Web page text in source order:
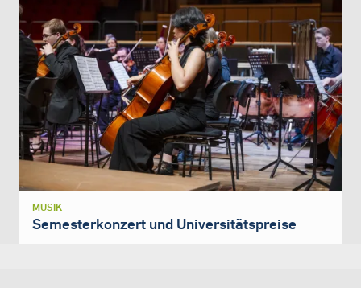
MUSIK
Semesterkonzert und Universitätspreise